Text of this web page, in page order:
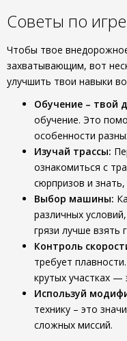
Советы по игре
Чтобы твое
захватывающим, вот
улучшить твои навыки
Обучение – твой
обучение. Это
особенности
Изучай трассы:
ознакомиться с
сюрпризов и знать,
Выбор машины:
различных
грязи лучше взять
Контроль
требует
крутых участках
Используй
технику – это
сложных миссий.